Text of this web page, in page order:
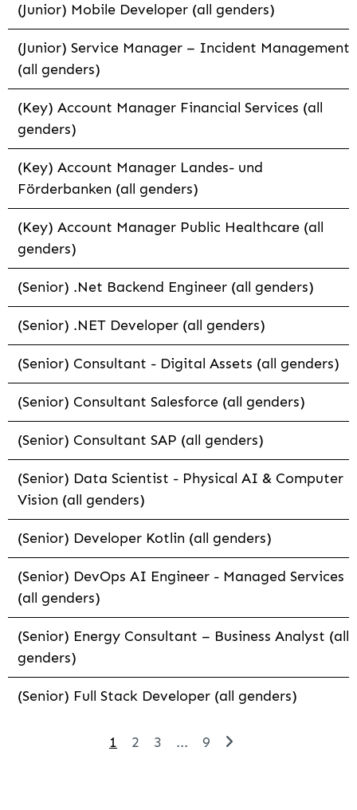
(Junior) Mobile Developer (all genders)
(Junior) Service Manager – Incident Management
(all genders)
(Key) Account Manager Financial Services (all
genders)
(Key) Account Manager Landes- und
Förderbanken (all genders)
(Key) Account Manager Public Healthcare (all
genders)
(Senior) .Net Backend Engineer (all genders)
(Senior) .NET Developer (all genders)
(Senior) Consultant - Digital Assets (all genders)
(Senior) Consultant Salesforce (all genders)
(Senior) Consultant SAP (all genders)
(Senior) Data Scientist - Physical AI & Computer
Vision (all genders)
(Senior) Developer Kotlin (all genders)
(Senior) DevOps AI Engineer - Managed Services
(all genders)
(Senior) Energy Consultant – Business Analyst (all
genders)
(Senior) Full Stack Developer (all genders)
1 2 3 ... 9